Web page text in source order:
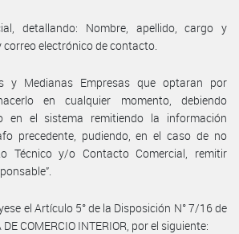
detallando: Nombre, apellido, cargo y
electrónico de contacto.
y Medianas Empresas que optaran por
en cualquier momento, debiendo
en el sistema remitiendo la información
precedente, pudiendo, en el caso de no
Técnico y/o Contacto Comercial, remitir
el Artículo 5° de la Disposición N° 7/16 de
DE COMERCIO INTERIOR, por el siguiente: